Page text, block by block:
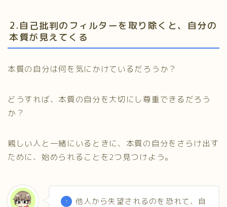
2.自己批判のフィルターを取り除くと、自分の
本質が見えてくる
本質の自分は何を気にかけているだろうか？
どうすれば、本質の自分を大切にし尊重できるだろう
か？
親しい人と一緒にいるときに、本質の自分をさらけ出す
ために、始められることを2つ見つけよう。
他人から失望されるのを恐れて、自